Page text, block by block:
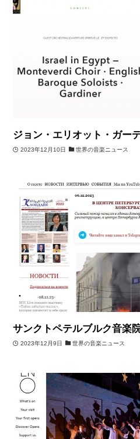
ジョン・エリオット・ガー
2023年12月10日 世界の音楽ニュース
サンクトペテルブルク音楽
2023年12月9日 世界の音楽ニュース